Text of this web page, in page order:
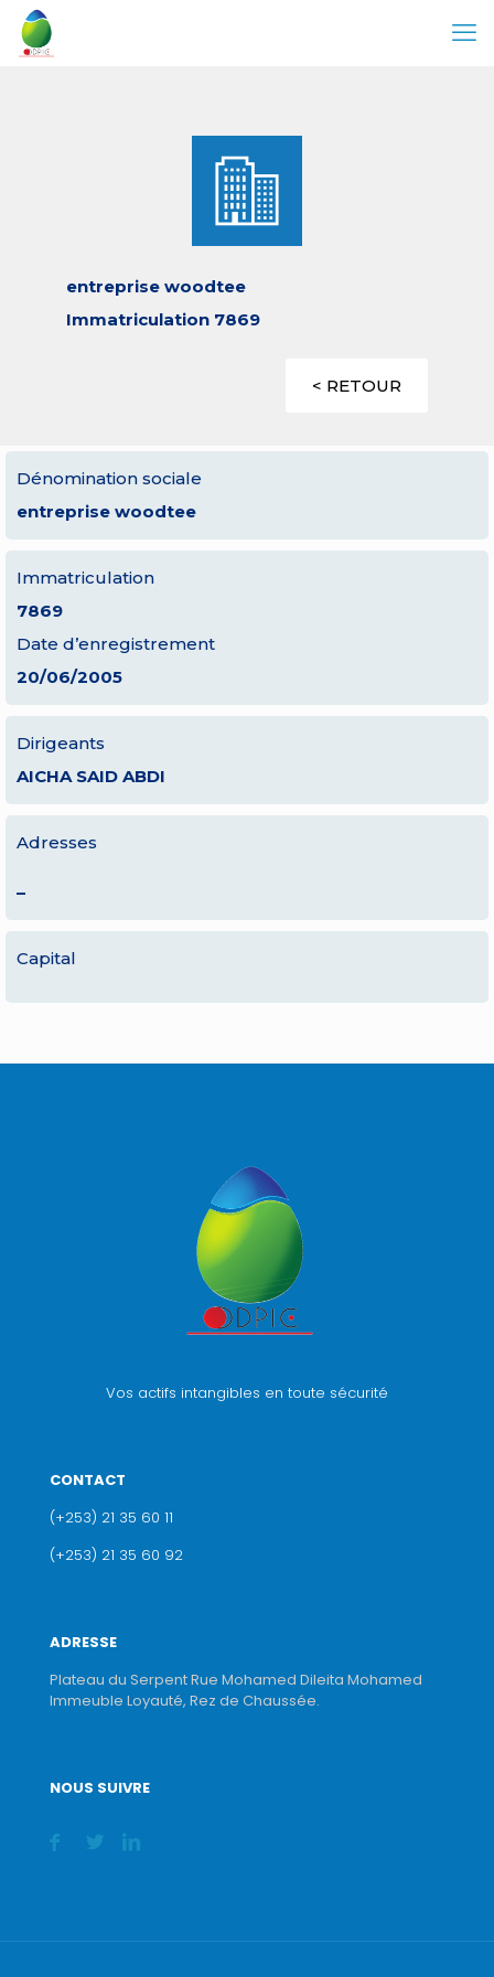
entreprise woodtee
Immatriculation 7869
< RETOUR
Dénomination sociale
entreprise woodtee
Immatriculation
7869
Date d’enregistrement
20/06/2005
Dirigeants
AICHA SAID ABDI
Adresses
–
Capital
Vos actifs intangibles en toute sécurité
CONTACT
(+253) 21 35 60 11
(+253) 21 35 60 92
ADRESSE
Plateau du Serpent Rue Mohamed Dileita Mohamed
Immeuble Loyauté, Rez de Chaussée.
NOUS SUIVRE